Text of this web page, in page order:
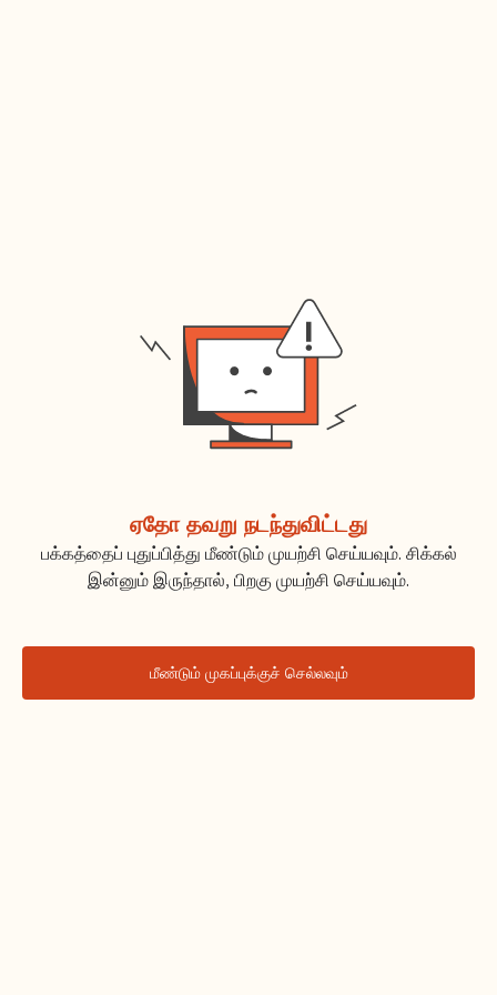
ஏதோ தவறு நடந்துவிட்டது
பக்கத்தைப் புதுப்பித்து மீண்டும் முயற்சி செய்யவும். சிக்கல்
இன்னும் இருந்தால், பிறகு முயற்சி செய்யவும்.
மீண்டும் முகப்புக்குச் செல்லவும்